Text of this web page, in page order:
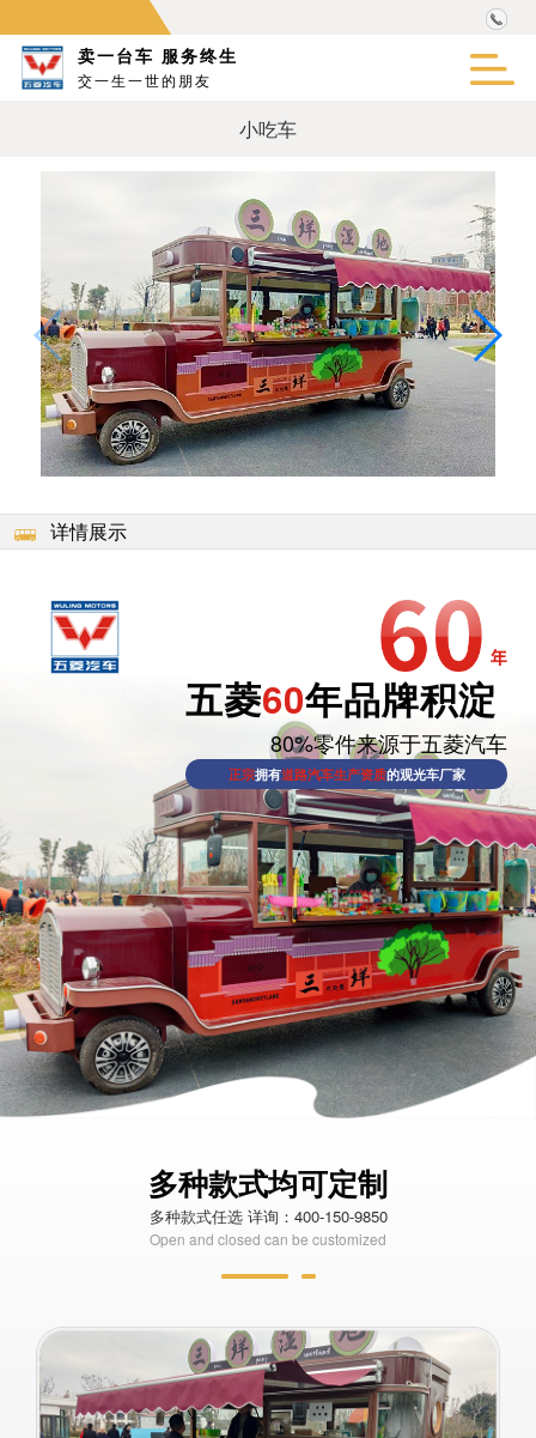
卖一台车 服务终生
交一生一世的朋友
小吃车
详情展示
五菱60年品牌积淀
80%零件来源于五菱汽车
正宗拥有道路汽车生产资质的观光车厂家
多种款式均可定制
多种款式任选 详询：400-150-9850
Open and closed can be customized